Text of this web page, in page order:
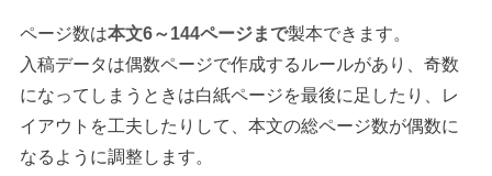
ページ数は本文6～144ページまで製本できます。
入稿データは偶数ページで作成するルールがあり、奇数
になってしまうときは白紙ページを最後に足したり、レ
イアウトを工夫したりして、本文の総ページ数が偶数に
なるように調整します。